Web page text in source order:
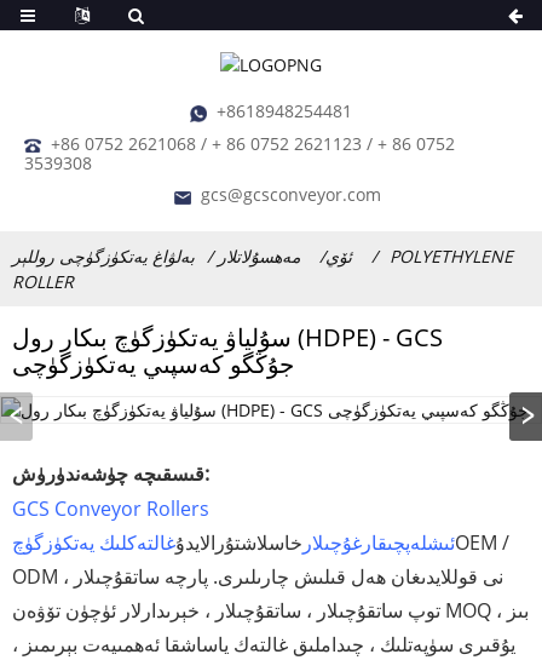
+8618948254481
+86 0752 2621068 / + 86 0752 2621123 / + 86 0752
3539308
gcs@gcsconveyor.com
ئۆي مەھسۇلاتلار بەلۋاغ يەتكۈزگۈچى روللېر
POLYETHYLENE
ROLLER
سۇلياۋ يەتكۈزگۈچ بىكار رول (HDPE) - GCS
جۇڭگو كەسپىي يەتكۈزگۈچى
قىسقىچە چۈشەندۈرۈش:
GCS Conveyor Rollers
ئىشلەپچىقارغۇچىلار خاسلاشتۇرالايدۇغالتەكلىك يەتكۈزگۈچ
OEM /
ODM نى قوللايدىغان ھەل قىلىش چارىلىرى. پارچە ساتقۇچىلار ،
توپ ساتقۇچىلار ، ساتقۇچىلار ، خېرىدارلار ئۈچۈن تۆۋەن MOQ ، بىز
يۇقىرى سۈپەتلىك ، چىداملىق غالتەك ياساشقا ئەھمىيەت بېرىمىز ،